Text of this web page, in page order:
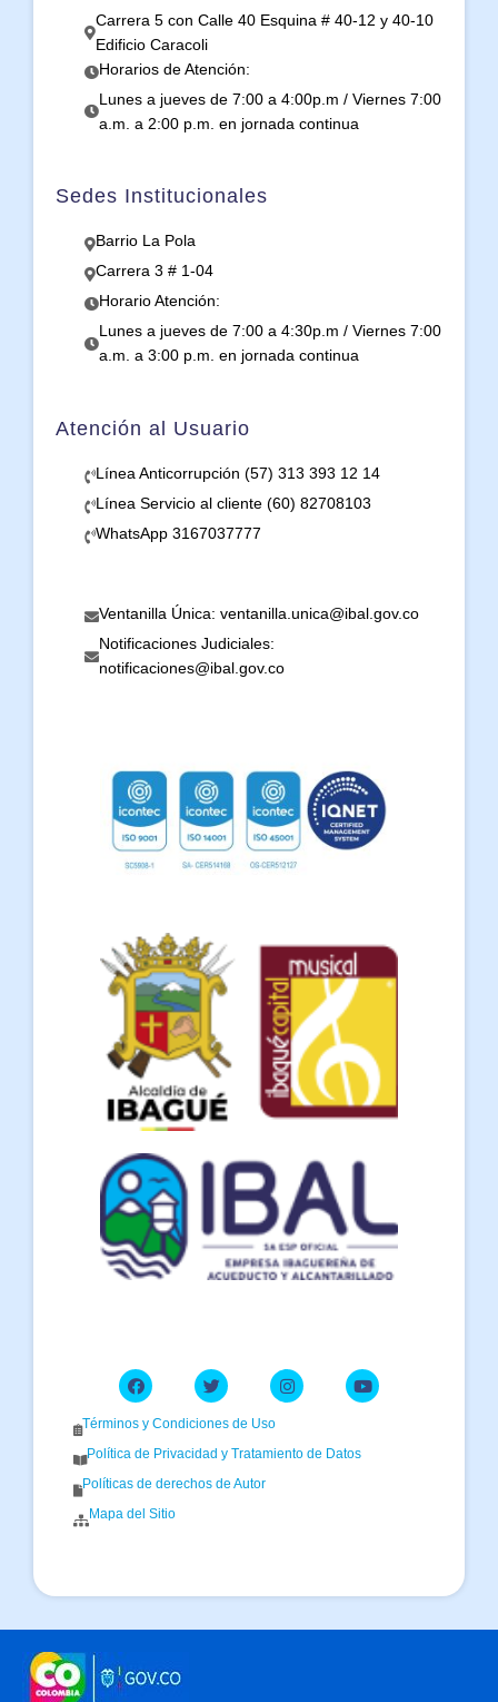
Carrera 5 con Calle 40 Esquina # 40-12 y 40-10
Edificio Caracoli
Horarios de Atención:
Lunes a jueves de 7:00 a 4:00p.m / Viernes 7:00
a.m. a 2:00 p.m. en jornada continua
Sedes Institucionales
Barrio La Pola
Carrera 3 # 1-04
Horario Atención:
Lunes a jueves de 7:00 a 4:30p.m / Viernes 7:00
a.m. a 3:00 p.m. en jornada continua
Atención al Usuario
Línea Anticorrupción (57) 313 393 12 14
Línea Servicio al cliente (60) 82708103
WhatsApp 3167037777
Ventanilla Única: ventanilla.unica@ibal.gov.co
Notificaciones Judiciales:
notificaciones@ibal.gov.co
Términos y Condiciones de Uso
Política de Privacidad y Tratamiento de Datos
Políticas de derechos de Autor
Mapa del Sitio